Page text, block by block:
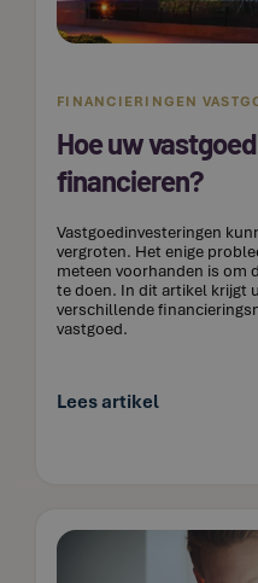
FINANCIERINGEN
Hoe uw
financieren?
Vastgoedinvesteringen
vergroten. Het enige
meteen voorhanden is om
te doen. In dit artikel krijgt
verschillende
vastgoed.
Lees artikel